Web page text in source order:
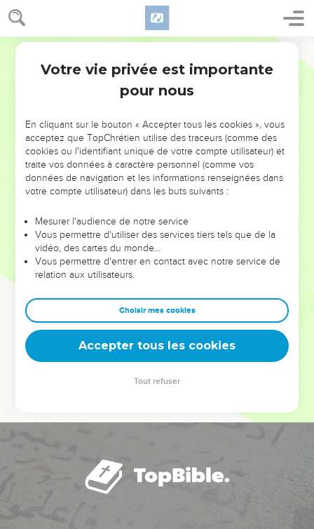
NE MANQUEZ PAS L’ÉVÉNEMENT
DE L’ANNÉE !
ET SI LEURS ERREURS POUVAIENT VOUS ÉVITER LES
VOTRES ?
leur foi ou leur vision. Mais on voit moins les doutes, les erreurs
et les saisons difficiles qu'ils ont traversés, alors même que ce
sont elles qui les ont façonnés.
Dans cette conférence, leaders, entrepreneurs, et responsables
clés pour avancer avec plus de sagesse afin que leurs erreurs
deviennent vos tremplins. Que vous guidiez un ministère, une
équipe, un groupe ou une famille, leur expérience est faite
Votre vie privée est importante
pour nous
En cliquant sur le bouton « Accepter tous les cookies », vous
acceptez que TopChrétien utilise des traceurs (comme des
cookies ou l'identifiant unique de votre compte utilisateur) et
traite vos données à caractère personnel (comme vos
données de navigation et les informations renseignées dans
votre compte utilisateur) dans les buts suivants :
Mesurer l'audience de notre service
Vous permettre d'utiliser des services tiers tels que de la
vidéo, des cartes du monde…
Vous permettre d'entrer en contact avec notre service de
relation aux utilisateurs.
Choisir mes cookies
Accepter tous les cookies
Tout refuser